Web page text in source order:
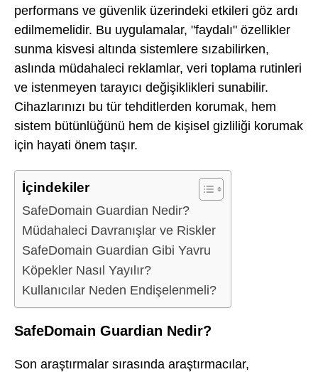
performans ve güvenlik üzerindeki etkileri göz ardı
edilmemelidir. Bu uygulamalar, "faydalı" özellikler
sunma kisvesi altında sistemlere sızabilirken,
aslında müdahaleci reklamlar, veri toplama rutinleri
ve istenmeyen tarayıcı değişiklikleri sunabilir.
Cihazlarınızı bu tür tehditlerden korumak, hem
sistem bütünlüğünü hem de kişisel gizliliği korumak
için hayati önem taşır.
İçindekiler
SafeDomain Guardian Nedir?
Müdahaleci Davranışlar ve Riskler
SafeDomain Guardian Gibi Yavru
Köpekler Nasıl Yayılır?
Kullanıcılar Neden Endişelenmeli?
SafeDomain Guardian Nedir?
Son araştırmalar sırasında araştırmacılar,